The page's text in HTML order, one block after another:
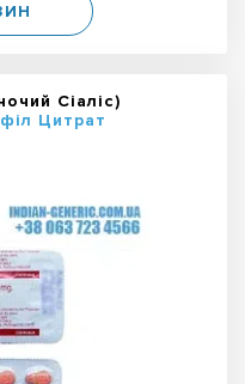
Сіаліс)
Цитрат